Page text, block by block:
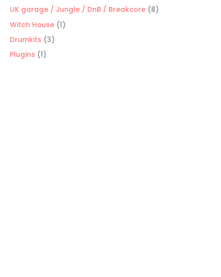
producto
UK garage / Jungle / DnB / Breakcore 88
Witch House 11
Drumkits 33
Plugins 11